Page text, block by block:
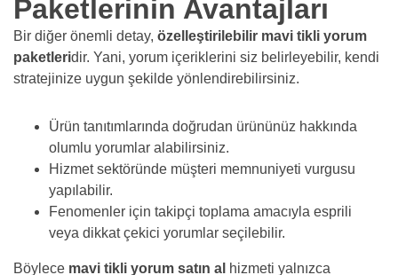
Paketlerinin Avantajları
Bir diğer önemli detay, özelleştirilebilir mavi tikli yorum
paketleridir. Yani, yorum içeriklerini siz belirleyebilir, kendi
stratejinize uygun şekilde yönlendirebilirsiniz.
Ürün tanıtımlarında doğrudan ürününüz hakkında
olumlu yorumlar alabilirsiniz.
Hizmet sektöründe müşteri memnuniyeti vurgusu
yapılabilir.
Fenomenler için takipçi toplama amacıyla esprili
veya dikkat çekici yorumlar seçilebilir.
Böylece mavi tikli yorum satın al hizmeti yalnızca